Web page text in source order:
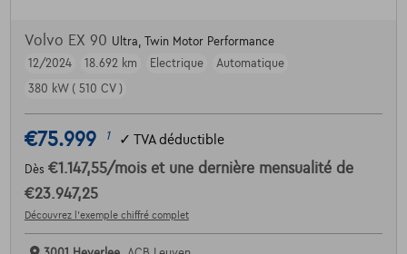
Volvo EX 90 Ultra, Twin Motor Performance
12/2024
18.692 km Electrique
Automatique
380 kW ( 510 CV )
€75.999 1 ✓ TVA déductible
Dès €1.147,55/mois et une dernière mensualité de
€23.947,25
Découvrez l’exemple chiffré complet